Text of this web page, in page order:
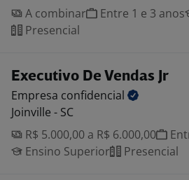
A combinar
Entre 1 e 3 anos
Presencial
Executivo De Vendas Jr
Empresa confidencial
Joinville - SC
R$ 5.000,00 a R$ 6.000,00
Ensino Superior
Presencial